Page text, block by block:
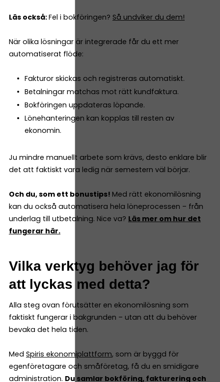
Läs också:Fel i bokföringen? Så undviker du dem!
När olika lösningar är integrerade får du ett mer
automatiserat flöde:
Fakturor skickas och registreras automatiskt.
Betalningar matchas mot rätt kundfaktura.
Bokföringen uppdateras löpande.
Lönehanteringen kan kopplas till resten av
ekonomin.
Ju mindre manuellt arbete som krävs, desto enklare blir
det att faktiskt vara ledig när semestern väl börjar.
Och du, som ett bonustips! Med rätt ekonomilösning
kan du också automatisera hela löneprocessen – från
underlag till utbetalning. Nice va? Läs mer om hur det
fungerar här.
Vilka verktyg behöver jag för
att lyckas med detta?
Alla steg ovan förutsätter en ekonomilösning som
faktiskt fungerar i bakgrunden – utan att du behöver
bevaka det hela tiden.
Med Spiris ekonomiplattform, som är byggd för
egenföretagare och småföretag, få du en smidigare
administration. Du samlar bokföring, fakturering och